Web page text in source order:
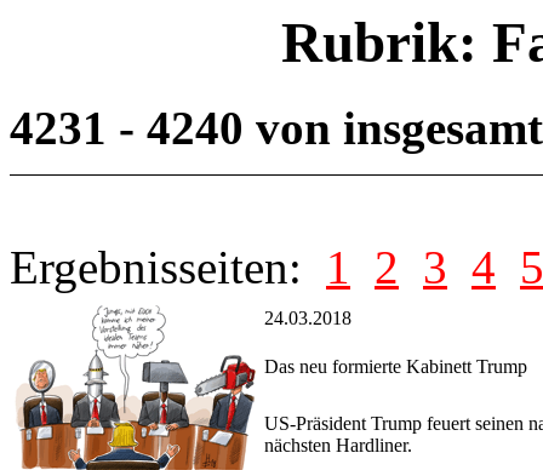
Rubrik:
4231 - 4240 von
Ergebnisseiten: 1 2 3 4 5
24.03.2018
Das neu formierte Kabinett Trump
US-Präsident Trump feuert seinen
nächsten Hardliner.